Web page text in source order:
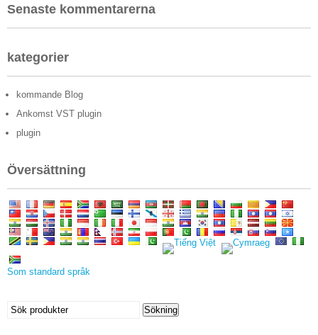
Senaste kommentarerna
kategorier
kommande Blog
Ankomst VST plugin
plugin
Översättning
Som standard språk
Söka
Sökning